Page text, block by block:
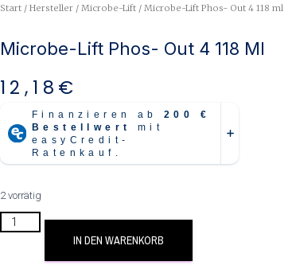
Start / Hersteller / Microbe-Lift / Microbe-Lift Phos- Out 4 118 ml
Microbe-Lift Phos- Out 4 118 Ml
12,18 €
2 vorrätig
IN DEN WARENKORB